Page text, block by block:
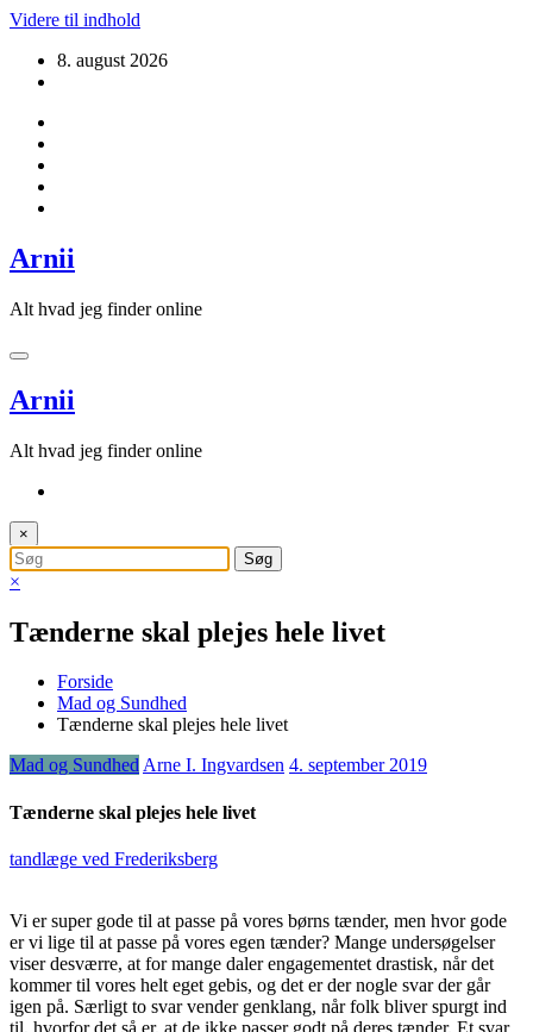
Videre til indhold
8. august 2026
Arnii
Alt hvad jeg finder online
Arnii
Alt hvad jeg finder online
×
×
Tænderne skal plejes hele livet
Forside
Mad og Sundhed
Tænderne skal plejes hele livet
Mad og SundhedArne I. Ingvardsen 4. september 2019
Tænderne skal plejes hele livet
tandlæge ved Frederiksberg
Vi er super gode til at passe på vores børns tænder, men hvor gode
er vi lige til at passe på vores egen tænder? Mange undersøgelser
viser desværre, at for mange daler engagementet drastisk, når det
kommer til vores helt eget gebis, og det er der nogle svar der går
igen på. Særligt to svar vender genklang, når folk bliver spurgt ind
til, hvorfor det så er, at de ikke passer godt på deres tænder. Et svar